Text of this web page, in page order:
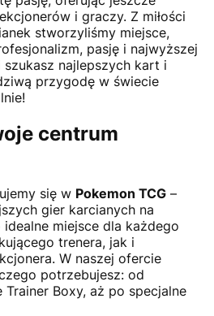
i graczy. Z miłości
stworzyliśmy miejsce,
pasję i najwyższej
najlepszych kart i
przygodę w świecie
centrum
się w Pokemon TCG –
gier karcianych na
miejsce dla każdego
trenera, jak i
W naszej ofercie
potrzebujesz: od
Boxy, aż po specjalne